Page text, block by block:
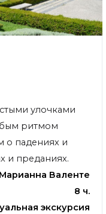
улочками
ритмом
о падениях и
и преданиях.
Марианна Валенте
8 ч.
экскурсия